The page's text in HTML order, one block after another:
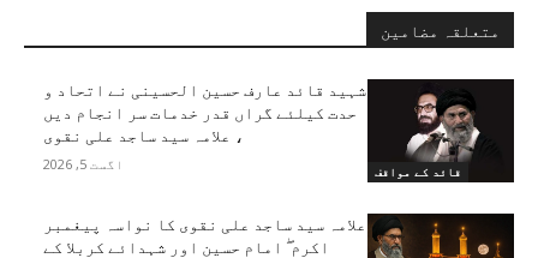
متعلقہ مضامین
قائد کے مواقف
شہید قائد عارف حسین الحسینی نے اتحاد و
حدت کیلئے گراں قدر خدمات سر انجام دیں
، علامہ سید ساجد علی نقوی
اگست 5, 2026
علامہ سید ساجد علی نقوی کا نواسہ پیغمبر
اکرم ۖ امام حسین اور شہدائے کربلا کے